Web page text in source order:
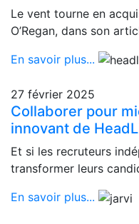
Le vent tourne en
O’Regan, dans son
En savoir plus...
27 février 2025
Collaborer pour
innovant de
Et si les recruteurs
transformer leurs
En savoir plus...